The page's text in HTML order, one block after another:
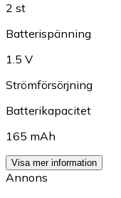
2 st
Batterispänning
1.5 V
Strömförsörjning
Batterikapacitet
165 mAh
Visa mer information
Annons